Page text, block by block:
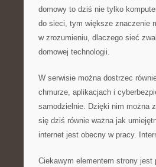
domowy to dziś nie tylko
do sieci, tym większe znaczenie
w zrozumieniu, dlaczego sieć
domowej technologii.
W serwisie można dostrzec
chmurze, aplikacjach i
samodzielnie. Dzięki nim można
się dziś równie ważna jak
internet jest obecny w pracy.
Ciekawym elementem strony jest